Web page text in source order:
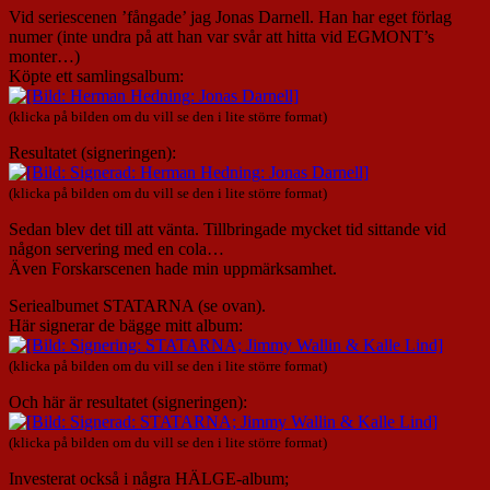
Vid seriescenen ’fångade’ jag Jonas Darnell. Han har eget förlag
numer (inte undra på att han var svår att hitta vid EGMONT’s
monter…)
Köpte ett samlingsalbum:
(klicka på bilden om du vill se den i lite större format)
Resultatet (signeringen):
(klicka på bilden om du vill se den i lite större format)
Sedan blev det till att vänta. Tillbringade mycket tid sittande vid
någon servering med en cola…
Även Forskarscenen hade min uppmärksamhet.
Seriealbumet STATARNA (se ovan).
Här signerar de bägge mitt album:
(klicka på bilden om du vill se den i lite större format)
Och här är resultatet (signeringen):
(klicka på bilden om du vill se den i lite större format)
Investerat också i några HÄLGE-album;